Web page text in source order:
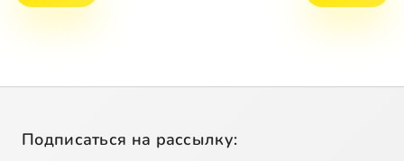
Подписаться на рассылку: